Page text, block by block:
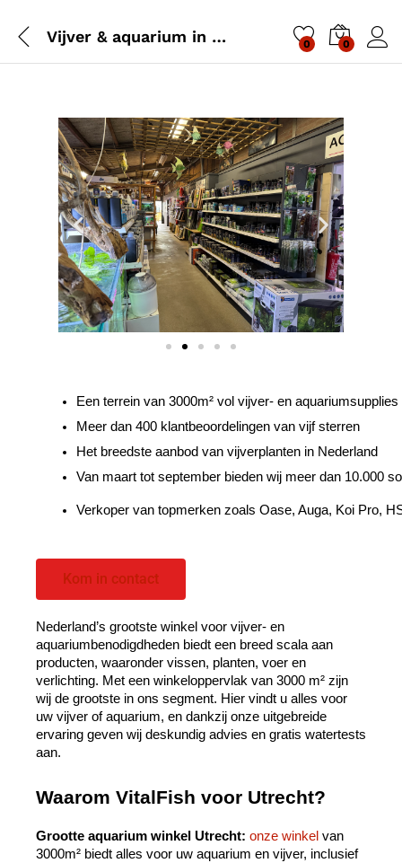
Vijver & aquarium in Utrecht 0 0
Een terrein van 3000m² vol vijver- en aquariumsupplies
Meer dan 400 klantbeoordelingen van vijf sterren
Het breedste aanbod van vijverplanten in Nederland
Van maart tot september bieden wij meer dan 10.000
Verkoper van topmerken zoals Oase, Auga, Koi Pro,
Kom in contact
Nederland’s grootste winkel voor vijver- en
aquariumbenodigdheden biedt een breed scala aan
producten, waaronder vissen, planten, voer en
verlichting. Met een winkeloppervlak van 3000 m² zijn
wij de grootste in ons segment. Hier vindt u alles voor
uw vijver of aquarium, en dankzij onze uitgebreide
ervaring geven wij deskundig advies en gratis watertests
aan.
Waarom VitalFish voor Utrecht?
Grootte aquarium winkel Utrecht: onze winkel van
3000m² biedt alles voor uw aquarium en vijver, inclusief